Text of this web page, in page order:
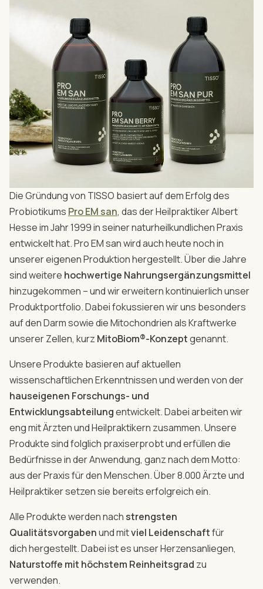
Die Gründung von TISSO basiert auf dem Erfolg des
Probiotikums Pro EM san, das der Heilpraktiker Albert
Hesse im Jahr 1999 in seiner naturheilkundlichen Praxis
entwickelt hat. Pro EM san wird auch heute noch in
unserer eigenen Produktion hergestellt. Über die Jahre
sind weitere hochwertige Nahrungsergänzungsmittel
hinzugekommen – und wir erweitern kontinuierlich unser
Produktportfolio. Dabei fokussieren wir uns besonders
auf den Darm sowie die Mitochondrien als Kraftwerke
unserer Zellen, kurz MitoBiom®-Konzeptgenannt.
Unsere Produkte basieren auf aktuellen
wissenschaftlichen Erkenntnissen und werden von der
hauseigenen Forschungs- und
Entwicklungsabteilungentwickelt. Dabei arbeiten wir
eng mit Ärzten und Heilpraktikern zusammen. Unsere
Produkte sind folglich praxiserprobt und erfüllen die
Bedürfnisse in der Anwendung, ganz nach dem Motto:
aus der Praxis für den Menschen. Über 8.000 Ärzte und
Heilpraktiker setzen sie bereits erfolgreich ein.
Alle Produkte werden nach strengsten
Qualitätsvorgabenund mitviel Leidenschaftfür
dich hergestellt. Dabei ist es unser Herzensanliegen,
Naturstoffe mit höchstem Reinheitsgrad zu
verwenden.